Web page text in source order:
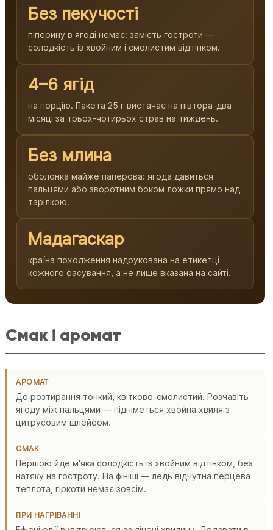
Без пекучості
піперину в ягоді немає: замість гостроти —
солодкість із хвойним і смолистим відтінком.
4–6 ягід
на порцію. Пакета 25 г вистачає на півтора-два
місяці за трьох-чотирьох страв на тиждень.
Без млина
оболонка майже паперова: ягода давиться
пальцями або зворотним боком ложки прямо над
тарілкою.
Мадагаскар
країна походження надрукована на етикетці
кожного фасування, а не лише вказана на сайті.
Смак і аромат
АРОМАТ
До розтирання тонкий, квітково-смолистий. Розчавіть
ягоду між пальцями — підніметься хвойна хвиля з
цитрусовим шлейфом.
СМАК
Першою йде м'яка солодкість із хвойним відтінком, без
натяку на гостроту. На фініші — ледь відчутна перцева
теплота, гіркоти немає зовсім.
ПРИ НАГРІВАННІ